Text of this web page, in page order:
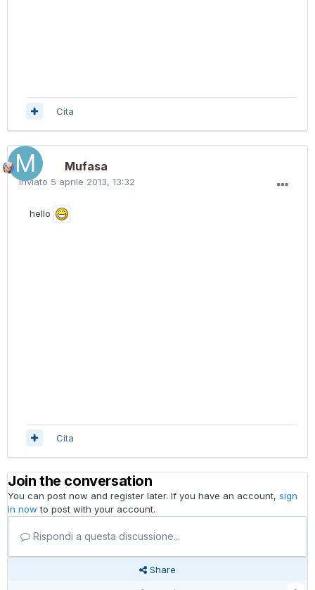
Cita
Mufasa
Inviato 5 aprile 2013, 13:32
hello
Cita
Join the conversation
You can post now and register later. If you have an account, sign
in now to post with your account.
Rispondi a questa discussione...
Share